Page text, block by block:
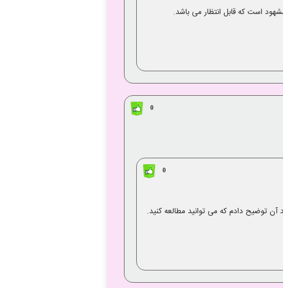
است که قابل انتظار می باشد.
0
0
توضیح دادم که می توانید مطالعه کنید.